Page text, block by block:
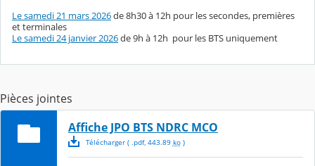
Le samedi 21 mars 2026de 8h30 à 12h pour les secondes, premières
et terminales
Le samedi 24 janvier 2026de 9h à 12h pour les BTS uniquement
Pièces jointes
Affiche JPO BTS NDRC MCO
Télécharger( .pdf, 443.89 ko)